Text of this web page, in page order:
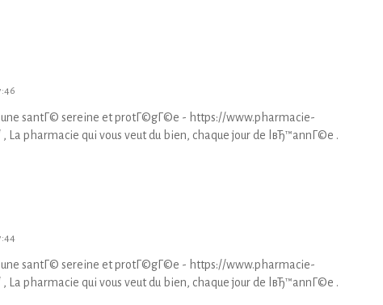
santГ© sereine et protГ©gГ©e - https://www.pharmacie-
pharmacie qui vous veut du bien, chaque jour de lвЂ™annГ©e .
santГ© sereine et protГ©gГ©e - https://www.pharmacie-
pharmacie qui vous veut du bien, chaque jour de lвЂ™annГ©e .